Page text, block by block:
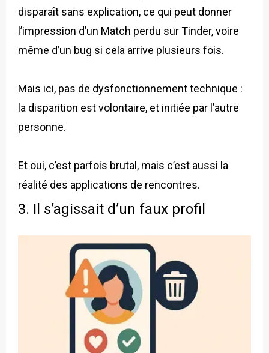
disparaît sans explication, ce qui peut donner
l’impression d’un Match perdu sur Tinder, voire
même d’un bug si cela arrive plusieurs fois.
Mais ici, pas de dysfonctionnement technique :
la disparition est volontaire, et initiée par l’autre
personne.
Et oui, c’est parfois brutal, mais c’est aussi la
réalité des applications de rencontres.
3. Il s’agissait d’un faux profil